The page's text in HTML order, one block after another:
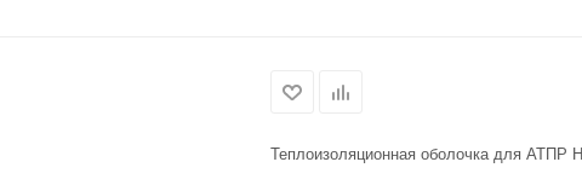
Теплоизоляционная оболочка для